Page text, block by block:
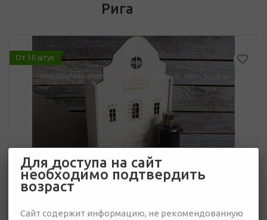
Рига
От 10 штук
Для доступа на сайт
необходимо подтвердить
возраст
Сайт содержит информацию, не рекомендованную